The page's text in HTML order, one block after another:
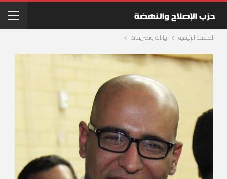
الصفحة الرئيسية بيانات وتصريحات